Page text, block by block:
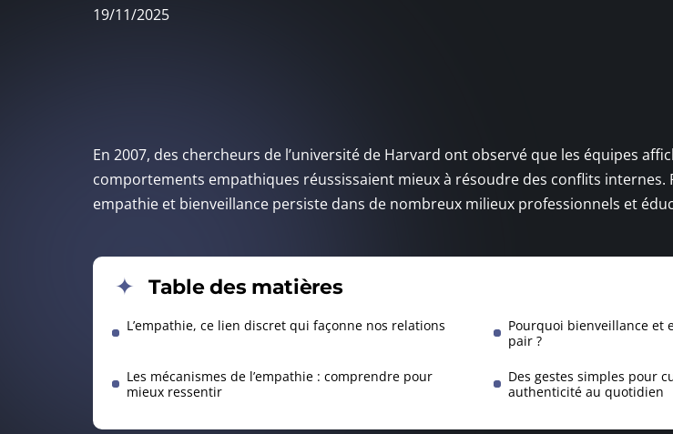
19/11/2025
En 2007, des chercheurs de l’université de Harvard ont observé que les équipes
comportements empathiques réussissaient mieux à résoudre des conflits
empathie et bienveillance persiste dans de nombreux milieux professionnels et
Table des matières
L’empathie, ce lien discret qui façonne nos relations
Pourquoi bienveillance et
pair ?
Les mécanismes de l’empathie : comprendre pour
mieux ressentir
Des gestes simples pour
authenticité au quotidien